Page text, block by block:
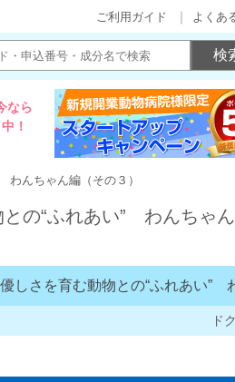
ご利用ガイド よくあ
なら
！
んちゃん編（その３）
の“ふれあい” わんちゃ
しさを育む動物との“ふれあい”
ド